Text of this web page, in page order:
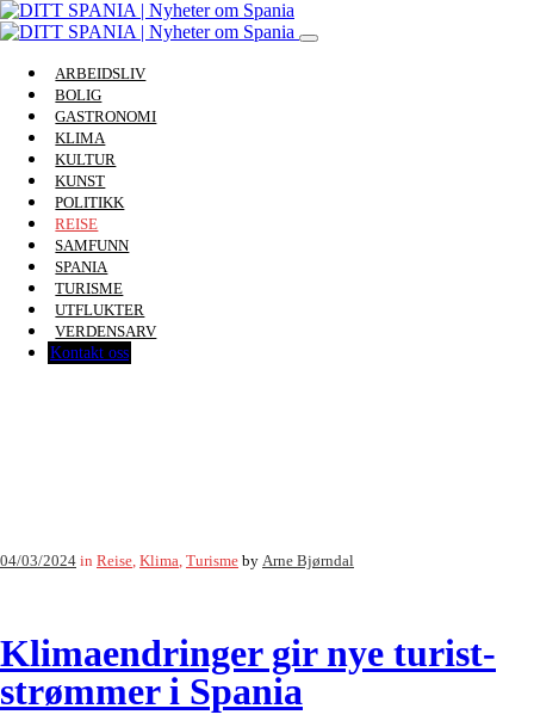
ARBEIDSLIV
BOLIG
GASTRONOMI
KLIMA
KULTUR
KUNST
POLITIKK
REISE
SAMFUNN
SPANIA
TURISME
UTFLUKTER
VERDENSARV
Kontakt oss
04/03/2024 in Reise, Klima, Turisme by Arne Bjørndal
Klimaendringer gir nye turist-
strømmer i Spania